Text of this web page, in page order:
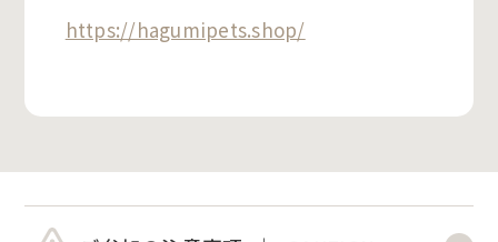
https://hagumipets.shop/